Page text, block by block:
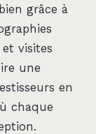
grâce à
visites
une
en
chaque